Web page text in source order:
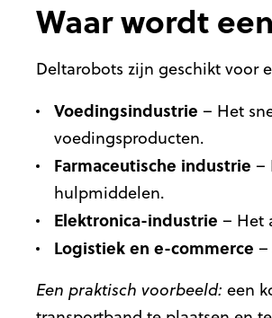
Waar wordt
Deltarobots zijn geschikt voor
Voedingsindustrie – Het
voedingsproducten.
Farmaceutische industrie –
hulpmiddelen.
Elektronica-industrie – Het
Logistiek en e-commerce –
Een praktisch voorbeeld: een